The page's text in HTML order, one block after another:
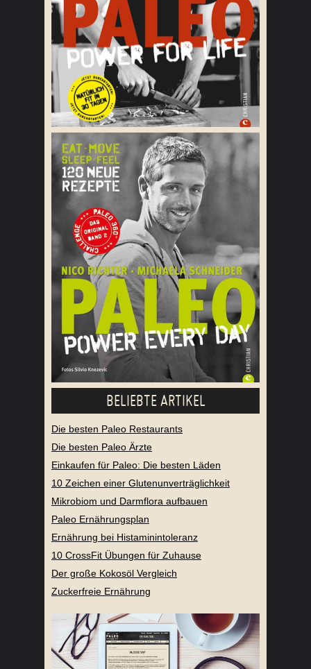
BELIEBTE ARTIKEL
Die besten Paleo Restaurants
Die besten Paleo Ärzte
Einkaufen für Paleo: Die besten Läden
10 Zeichen einer Glutenunverträglichkeit
Mikrobiom und Darmflora aufbauen
Paleo Ernährungsplan
Ernährung bei Histaminintoleranz
10 CrossFit Übungen für Zuhause
Der große Kokosöl Vergleich
Zuckerfreie Ernährung